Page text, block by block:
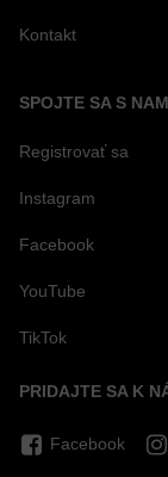
Kontakt
SPOJTE SA S
Registrovať sa
Instagram
Facebook
YouTube
TikTok
PRIDAJTE SA K
Facebook